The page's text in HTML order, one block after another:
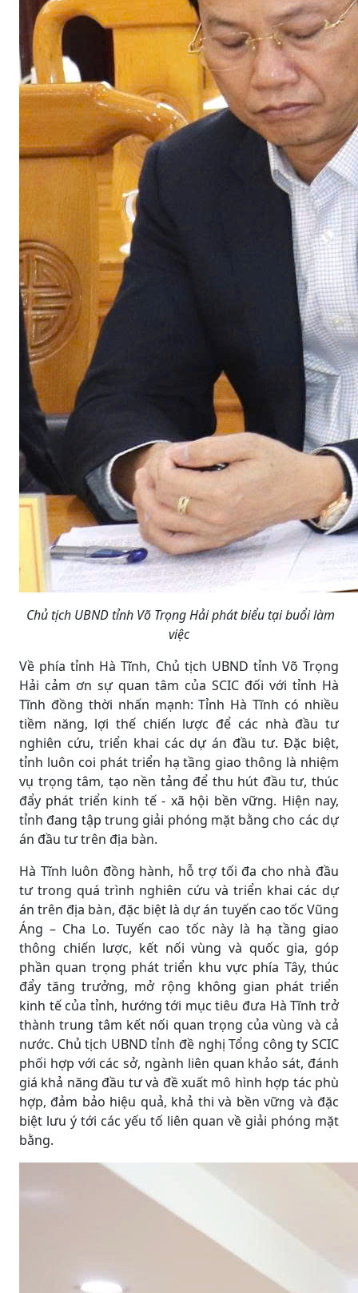
Chủ tịch UBND tỉnh Võ Trọng Hải phát biểu tại buổi làm
việc
Về phía tỉnh Hà Tĩnh, Chủ tịch UBND tỉnh Võ Trọng
Hải cảm ơn sự quan tâm của SCIC đối với tỉnh Hà
Tĩnh đồng thời nhấn mạnh: Tỉnh Hà Tĩnh có nhiều
tiềm năng, lợi thế chiến lược để các nhà đầu tư
nghiên cứu, triển khai các dự án đầu tư. Đặc biệt,
tỉnh luôn coi phát triển hạ tầng giao thông là nhiệm
vụ trọng tâm, tạo nền tảng để thu hút đầu tư, thúc
đẩy phát triển kinh tế - xã hội bền vững. Hiện nay,
tỉnh đang tập trung giải phóng mặt bằng cho các dự
án đầu tư trên địa bàn.
Hà Tĩnh luôn đồng hành, hỗ trợ tối đa cho nhà đầu
tư trong quá trình nghiên cứu và triển khai các dự
án trên địa bàn, đặc biệt là dự án tuyến cao tốc Vũng
Áng – Cha Lo. Tuyến cao tốc này là hạ tầng giao
thông chiến lược, kết nối vùng và quốc gia, góp
phần quan trọng phát triển khu vực phía Tây, thúc
đẩy tăng trưởng, mở rộng không gian phát triển
kinh tế của tỉnh, hướng tới mục tiêu đưa Hà Tĩnh trở
thành trung tâm kết nối quan trọng của vùng và cả
nước. Chủ tịch UBND tỉnh đề nghị Tổng công ty SCIC
phối hợp với các sở, ngành liên quan khảo sát, đánh
giá khả năng đầu tư và đề xuất mô hình hợp tác phù
hợp, đảm bảo hiệu quả, khả thi và bền vững và đặc
biệt lưu ý tới các yếu tố liên quan về giải phóng mặt
bằng.